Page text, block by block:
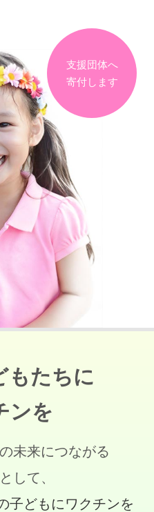
支援団体へ
寄付します
もたちに
ンを
未来につながる
して、
子どもにワクチンを